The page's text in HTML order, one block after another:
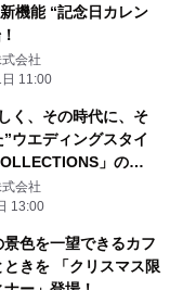
機能 “記念日カレン
会社
11:00
く、その時代に、そ
ウエディングスタイ
」の
表！
会社
13:00
色を一望できるカフ
ときを 「クリスマス限